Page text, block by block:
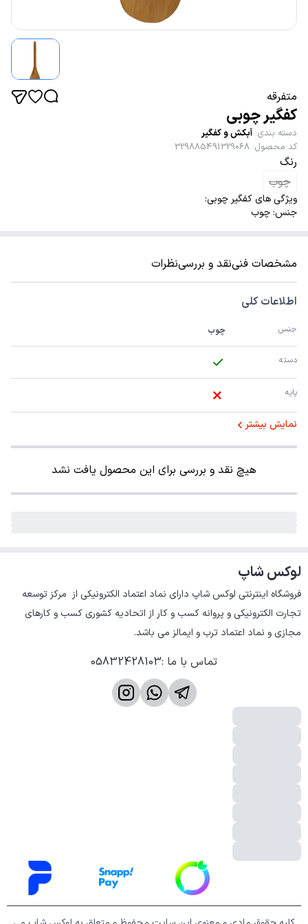
متفرقه
کفگیر چوبی
دسته بندی: آبکش و کفگیر
کد محصول:
329885491329068
رنگ
چوب
ویژگی های کفگیر چوبی:
جنس: چوب
مشخصات فنینقد و بررسینظرات
اطلاعات کلی
جنس چوب
دسته
پایه
نمایش بیشتر
هیچ نقد و بررسی برای این محصول یافت نشد
لوکس شاپ
مجازی و نماد اعتماد ترب و ایمالز می باشد.
تماس با ما :
05832428103